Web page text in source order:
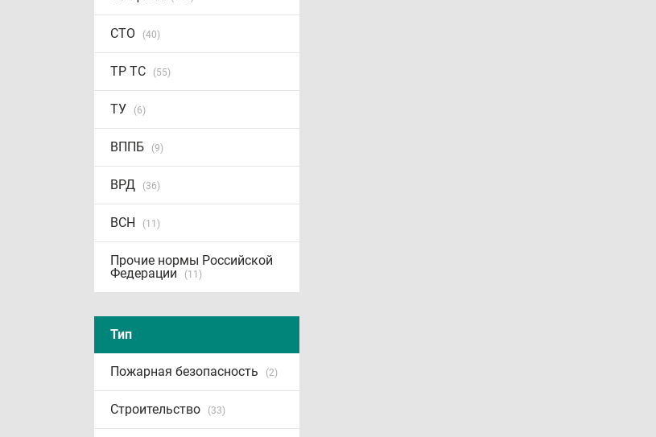
СТО (40)
ТР ТС (55)
ТУ (6)
ВППБ (9)
ВРД (36)
ВСН (11)
Прочие нормы Российской
Федерации
(11)
Тип
Пожарная безопасность (2)
Строительство (33)